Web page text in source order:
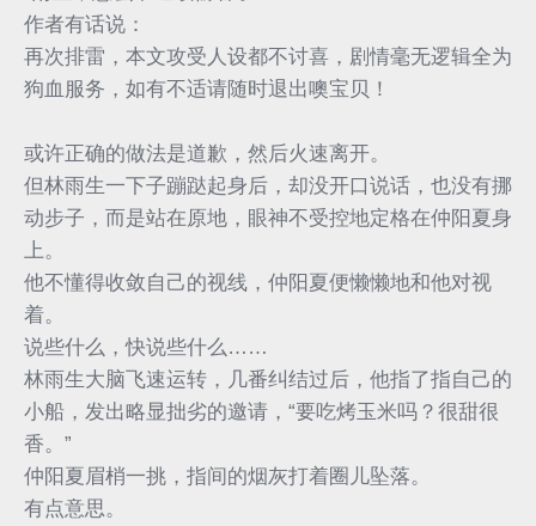
作者有话说：
再次排雷，本文攻受人设都不讨喜，剧情毫无逻辑全为
狗血服务，如有不适请随时退出噢宝贝！
或许正确的做法是道歉，然后火速离开。
但林雨生一下子蹦跶起身后，却没开口说话，也没有挪
动步子，而是站在原地，眼神不受控地定格在仲阳夏身
上。
他不懂得收敛自己的视线，仲阳夏便懒懒地和他对视
着。
说些什么，快说些什么……
林雨生大脑飞速运转，几番纠结过后，他指了指自己的
小船，发出略显拙劣的邀请，“要吃烤玉米吗？很甜很
香。”
仲阳夏眉梢一挑，指间的烟灰打着圈儿坠落。
有点意思。